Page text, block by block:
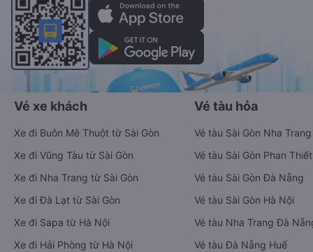
Vé xe khách
Xe đi Buôn Mê Thuột từ Sài Gòn
Xe đi Vũng Tàu từ Sài Gòn
Xe đi Nha Trang từ Sài Gòn
Xe đi Đà Lạt từ Sài Gòn
Xe đi Sapa từ Hà Nội
Xe đi Hải Phòng từ Hà Nội
Vé tàu hỏa
Vé tàu Sài Gòn Nha Trang
Vé tàu Sài Gòn Phan Thiết
Vé tàu Sài Gòn Đà Nẵng
Vé tàu Sài Gòn Hà Nội
Vé tàu Nha Trang Đà
Vé tàu Đà Nẵng Huế